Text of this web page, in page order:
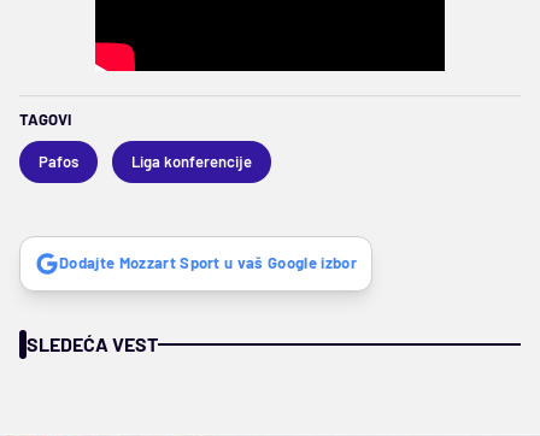
TAGOVI
Pafos Liga konferencije
Dodajte Mozzart Sport u vaš Google izbor
SLEDEĆA VEST